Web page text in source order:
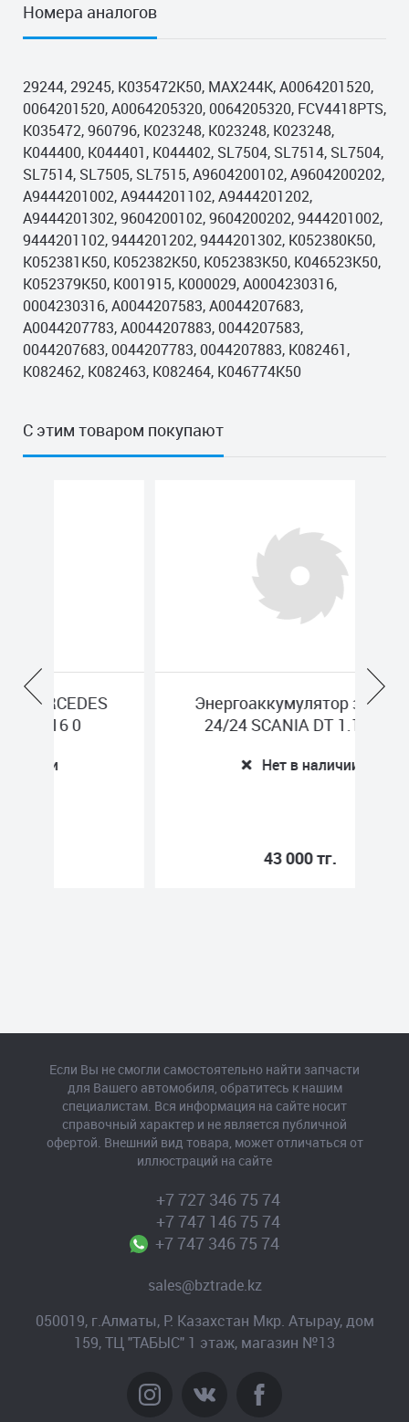
Номера аналогов
29244, 29245, K035472K50, MAX244K, A0064201520,
0064201520, A0064205320, 0064205320, FCV4418PTS,
K035472, 960796, K023248, K023248, K023248,
K044400, K044401, K044402, SL7504, SL7514, SL7504,
SL7514, SL7505, SL7515, A9604200102, A9604200202,
A9444201002, A9444201102, A9444201202,
A9444201302, 9604200102, 9604200202, 9444201002,
9444201102, 9444201202, 9444201302, K052380K50,
K052381K50, K052382K50, K052383K50, K046523K50,
K052379K50, K001915, K000029, A0004230316,
0004230316, A0044207583, A0044207683,
A0044207783, A0044207883, 0044207583,
0044207683, 0044207783, 0044207883, K082461,
K082462, K082463, K082464, K046774K50
С этим товаром покупают
Энергоаккумулятор задний
24/24 SCANIA DT 1.18885
Нет в наличии
+7 727 346 75 74
+7 747 146 75 74
+7 747 346 75 74
sales@bztrade.kz
050019, г.Алматы, Р. Казахстан Мкр. Атырау, дом
159, ТЦ "ТАБЫС" 1 этаж, магазин №13
Если Вы не смогли самостоятельно найти запчасти
для Вашего автомобиля, обратитесь к нашим
специалистам. Вся информация на сайте носит
справочный характер и не является публичной
офертой. Внешний вид товара, может отличаться от
иллюстраций на сайте